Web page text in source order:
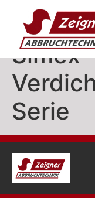
Simex
Serie